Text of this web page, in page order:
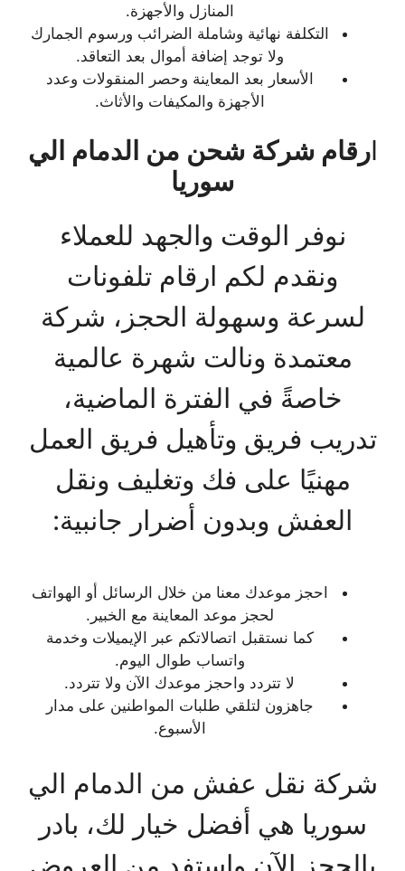
المنازل والأجهزة.
التكلفة نهائية وشاملة الضرائب ورسوم الجمارك
ولا توجد إضافة أموال بعد التعاقد.
الأسعار بعد المعاينة وحصر المنقولات وعدد
الأجهزة والمكيفات والأثاث.
ارقام شركة شحن من الدمام الي
سوريا
نوفر الوقت والجهد للعملاء
ونقدم لكم ارقام تلفونات
لسرعة وسهولة الحجز، شركة
معتمدة ونالت شهرة عالمية
خاصةً في الفترة الماضية،
تدريب فريق وتأهيل فريق العمل
مهنيًا على فك وتغليف ونقل
العفش وبدون أضرار جانبية:
احجز موعدك معنا من خلال الرسائل أو الهواتف
لحجز موعد المعاينة مع الخبير.
كما نستقبل اتصالاتكم عبر الإيميلات وخدمة
واتساب طوال اليوم.
لا تتردد واحجز موعدك الآن ولا تتردد.
جاهزون لتلقي طلبات المواطنين على مدار
الأسبوع.
شركة نقل عفش من الدمام الي
سوريا هي أفضل خيار لك، بادر